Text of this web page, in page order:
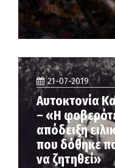
21-07-2019
Αυτοκτονία
– «Η
απόδειξη
που δόθηκε
να ζητηθεί»